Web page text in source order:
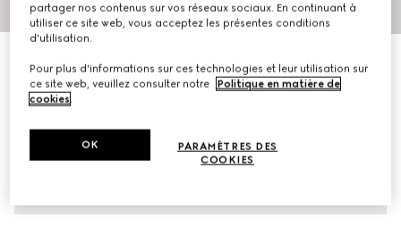
motif GG
CHF 1,000
partager nos contenus sur vos réseaux sociaux. En continuant à
utiliser ce site web, vous acceptez les présentes conditions
d'utilisation.
Pour plus d'informations sur ces technologies et leur utilisation sur
ce site web, veuillez consulter notre
Politique en matière de
cookies.
PARAMÈTRES DES
COOKIES
OK